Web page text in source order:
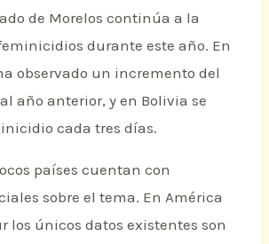
de Morelos continúa a la
durante este año. En
observado un incremento del
al año anterior, y en Bolivia se
cada tres días.
países cuentan con
sobre el tema. En América
los únicos datos existentes son